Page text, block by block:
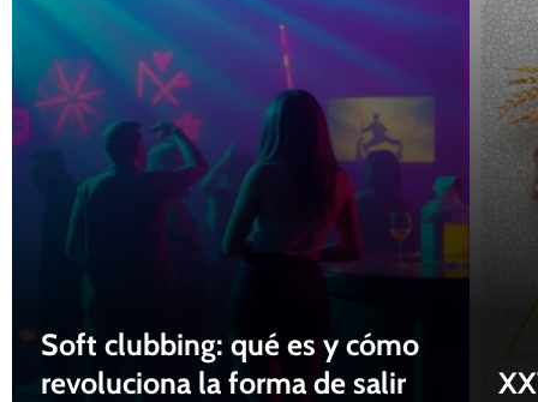
Soft clubbing: qué es y cómo
revoluciona la forma de salir